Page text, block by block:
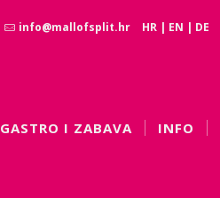
info@mallofsplit.hr HR | EN | DE
GASTRO I ZABAVA INFO